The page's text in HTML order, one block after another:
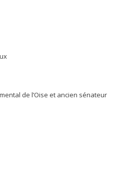
de l’Oise et ancien sénateur